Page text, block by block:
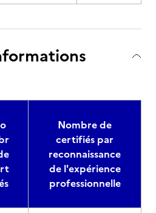
Nombre de
certifiés par
reconnaissance
de l'expérience
professionnelle